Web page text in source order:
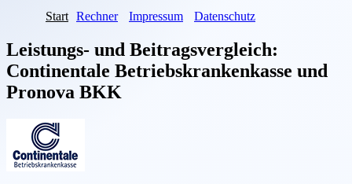
Start Rechner Impressum Datenschutz
Leistungs- und Beitragsvergleich:
Continentale Betriebskrankenkasse und
Pronova BKK